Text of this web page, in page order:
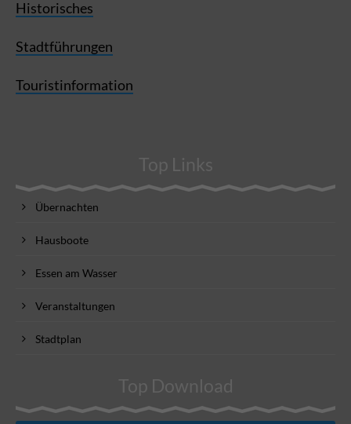
Historisches
Stadtführungen
Touristinformation
Top Links
Übernachten
Hausboote
Essen am Wasser
Veranstaltungen
Stadtplan
Top Download